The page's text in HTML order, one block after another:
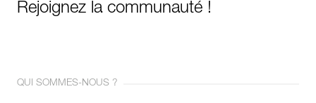
Rejoignez la communauté !
QUI SOMMES-NOUS ?